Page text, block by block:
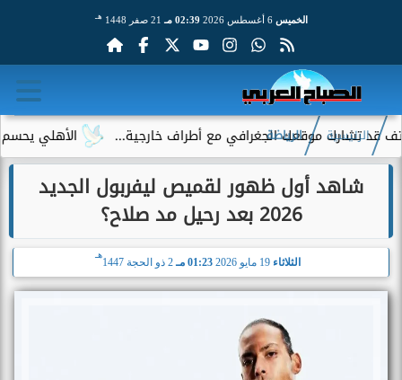
الخميس 6 أغسطس 2026 02:39 مـ 21 صفر 1448 هـ
الأهلي يحسم الجدل موقعك الجغرافي مع أطراف خارجية...
الرئيسية الرياضة
شاهد أول ظهور لقميص ليفربول الجديد
2026 بعد رحيل مد صلاح؟
الثلاثاء 19 مايو 2026 01:23 مـ 2 ذو الحجة 1447
هـ